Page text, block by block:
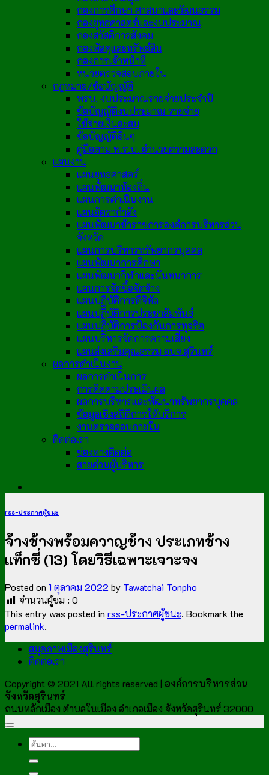
กองการศึกษา ศาสนาและวัฒนธรรม
กองยุทธศาสตร์และงบประมาณ
กองสวัสดิการสังคม
กองพัสดุและทรัพย์สิน
กองการเจ้าหน้าที่
หน่วยตรวจสอบภายใน
กฎหมาย/ข้อบัญญัติ
พรบ. งบประมาณรายจ่ายประจำปี
ข้อบัญญัติงบประมาณ รายจ่าย
ใช้จ่ายเงินสะสม
ข้อบัญญัติอื่นๆ
คู่มือตาม พ.ร.บ. อำนวยความสะดวก
แผนงาน
แผนยุทธศาสตร์
แผนพัฒนาท้องถิ่น
แผนการดำเนินงาน
แผนอัตรากำลัง
แผนพัฒนาข้าราชการองค์การบริหารส่วน
จังหวัด
แผนการบริหารทรัพยากรบุคคล
แผนพัฒนาการศึกษา
แผนพัฒนากีฬาและนันทนาการ
แผนการจัดซื้อจัดจ้าง
แผนปฏิบัติการดิจิทัล
แผนปฏิบัติการประชาสัมพันธ์
แผนปฏิบัติการป้องกันการทุจริต
แผนบริหารจัดการความเสี่ยง
แผนส่งเสริมคุณธรรม อบจ.สุรินทร์
ผลการดำเนินงาน
ผลการดำเนินการ
การติดตามประเมินผล
ผลการบริหารและพัฒนาทรัพยากรบุคคล
ข้อมูลเชิงสถิติการให้บริการ
งานตรวจสอบภายใน
ติดต่อเรา
ช่องทางติดต่อ
สายด่วนผู้บริหาร
rss-ประกาศผู้ชนะ
จ้างช้างพร้อมควาญช้าง ประเภทช้าง
แท็กซี่ (13) โดยวิธีเฉพาะเจาะจง
Posted on 1 ตุลาคม 2022 by Tawatchai Tonpho
จำนวนผู้ชม : 0
This entry was posted in rss-ประกาศผู้ชนะ. Bookmark the
permalink.
สมุดภาพเมืองสุรินทร์
ติดต่อเรา
Copyright © 2021 All rights reserved | องค์การบริหารส่วน
จังหวัดสุรินทร์
ถนนหลักเมือง ตำบลในเมือง อำเภอเมือง จังหวัดสุรินทร์ 32000